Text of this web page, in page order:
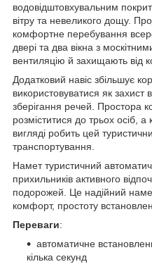
водовідштовхувальним
вітру та невеликого дощу.
комфортне перебування
двері та два вікна з
вентиляцію й захищають від
Додатковий навіс збільшує
використовуватися як захист
зберігання речей. Простора
розміститися до трьох осіб,
вигляді робить цей
транспортування.
Намет туристичний
прихильників активного
подорожей. Це надійний
комфорт, простоту
Переваги:
автоматичне
кілька секунд